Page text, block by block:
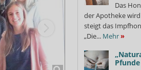
Das
der Apotheke
steigt das
„Die... Mehr»